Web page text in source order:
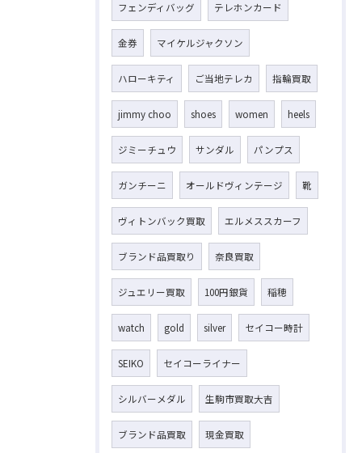
フェンディバッグ テレホンカード
金券 マイケルジャクソン
ハローキティ ご当地テレカ 指輪買取
jimmy choo shoes women heels
ジミーチュウ サンダル パンプス
ガンチーニ オールドヴィンテージ 靴
ヴィトンバック買取 エルメススカーフ
ブランド品買取り 奈良買取
ジュエリー買取 100円銀貨 稲穂
watch gold silver セイコー時計
SEIKO セイコーライナー
シルバーメダル 生駒市買取大吉
ブランド品買取 現金買取